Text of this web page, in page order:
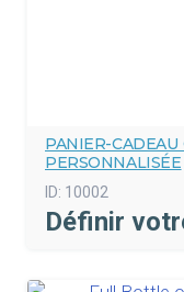
PANIER-
PERSONNALISÉE
ID: 10002
Définir